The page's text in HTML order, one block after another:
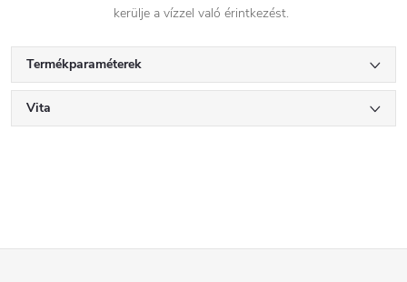
kerülje a vízzel való érintkezést.
Termékparaméterek
Vita